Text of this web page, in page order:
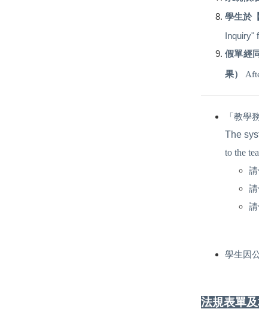
學生於
Inquiry"
假單經
果）
「教學
The
to the
請
學生因
法規表單